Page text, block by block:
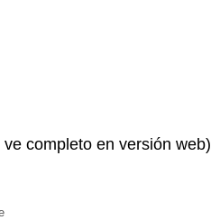
completo en versión web)